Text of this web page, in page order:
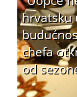
hrvatsku
chefa
od